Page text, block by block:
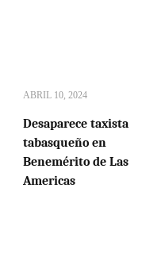
ABRIL 10, 2024
Desaparece taxista
tabasqueño en
Benemérito de Las
Americas